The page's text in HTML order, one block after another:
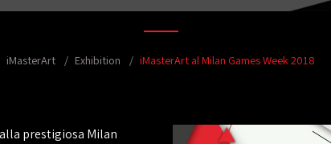
iMasterArt Exhibition iMasterArt al Milan Games Week 2018
prestigiosa Milan